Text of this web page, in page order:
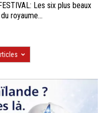
Les six plus beaux
royaume...